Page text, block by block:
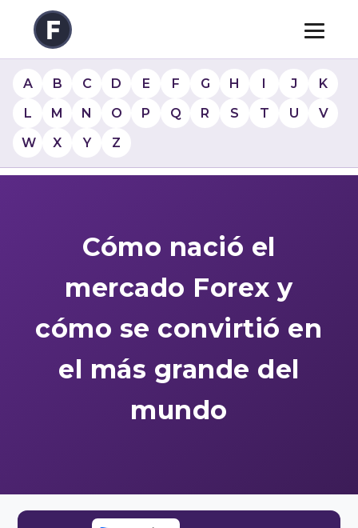
A B C D E F G H I J
K
L
M N O P Q R S T U
V
W
X Y Z
Cómo nació el
mercado Forex y
cómo se convirtió en
el más grande del
mundo